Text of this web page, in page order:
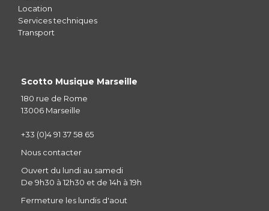
Location
Services techniques
Transport
Scotto Musique Marseille
180 rue de Rome
13006 Marseille
+33 (0)4 91 37 58 65
Nous contacter
Ouvert du lundi au samedi
De 9h30 à 12h30 et de 14h à 19h
Fermeture les lundis d'aout